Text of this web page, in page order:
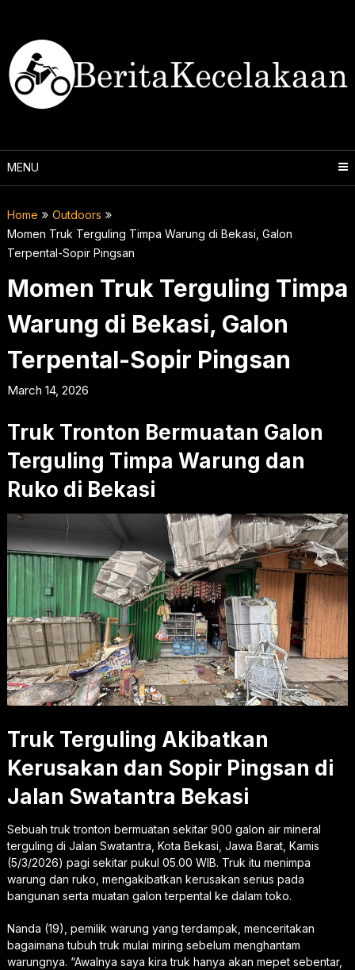
content
MENU
Home
Outdoors
Momen Truk Terguling Timpa Warung di Bekasi, Galon
Terpental-Sopir Pingsan
Momen Truk Terguling Timpa
Warung di Bekasi, Galon
Terpental-Sopir Pingsan
March 14, 2026
Truk Tronton Bermuatan Galon
Terguling Timpa Warung dan
Ruko di Bekasi
Truk Terguling Akibatkan
Kerusakan dan Sopir Pingsan di
Jalan Swatantra Bekasi
Sebuah truk tronton bermuatan sekitar 900 galon air mineral
terguling di Jalan Swatantra, Kota Bekasi, Jawa Barat, Kamis
(5/3/2026) pagi sekitar pukul 05.00 WIB. Truk itu menimpa
warung dan ruko, mengakibatkan kerusakan serius pada
bangunan serta muatan galon terpental ke dalam toko.
Nanda (19), pemilik warung yang terdampak, menceritakan
bagaimana tubuh truk mulai miring sebelum menghantam
warungnya. “Awalnya saya kira truk hanya akan mepet sebentar,